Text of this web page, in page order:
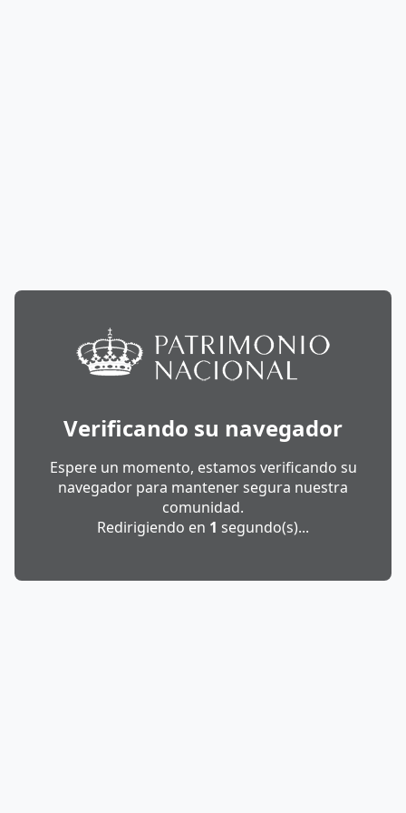
Verificando su navegador
Espere un momento, estamos verificando su
navegador para mantener segura nuestra
comunidad.
Redirigiendo en 1 segundo(s)...